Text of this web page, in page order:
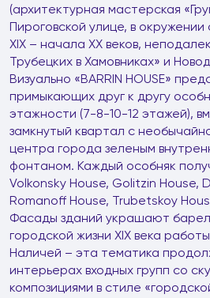
(архитектурная мастерская
Пироговской улице, в
XIX – начала XX веков,
Трубецких в Хамовниках» и
Визуально «BARRIN HOUSE»
примыкающих друг к другу
этажности (7-8-10-12 этажей),
замкнутый квартал с
центра города зеленым
фонтаном. Каждый особняк
Volkonsky House, Golitzin House,
Romanoff House, Trubetskoy
Фасады зданий украшают
городской жизни XIX века
Наличей – эта тематика
интерьерах входных групп со
композициями в стиле